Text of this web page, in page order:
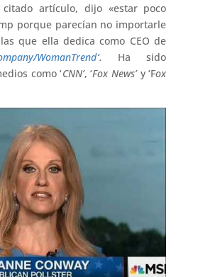
artículo, dijo «estar poco
porque parecían no importarle
que ella dedica como CEO de
WomanTrend‘. Ha sido
como ‘CNN’, ‘Fox News’ y ‘Fox